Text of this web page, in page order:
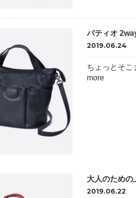
パティオ
2019.06.24
ちょっとそこ
more
大人のための
2019.06.22